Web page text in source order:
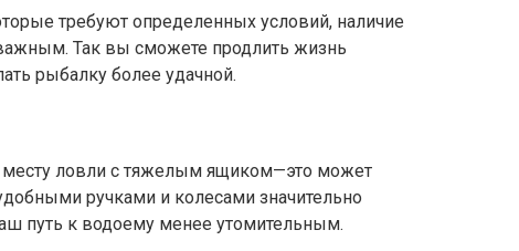
требуют определенных условий, наличие
Так вы сможете продлить жизнь
рыбалку более удачной.
ловли с тяжелым ящиком—это может
ручками и колесами значительно
путь к водоему менее утомительным.